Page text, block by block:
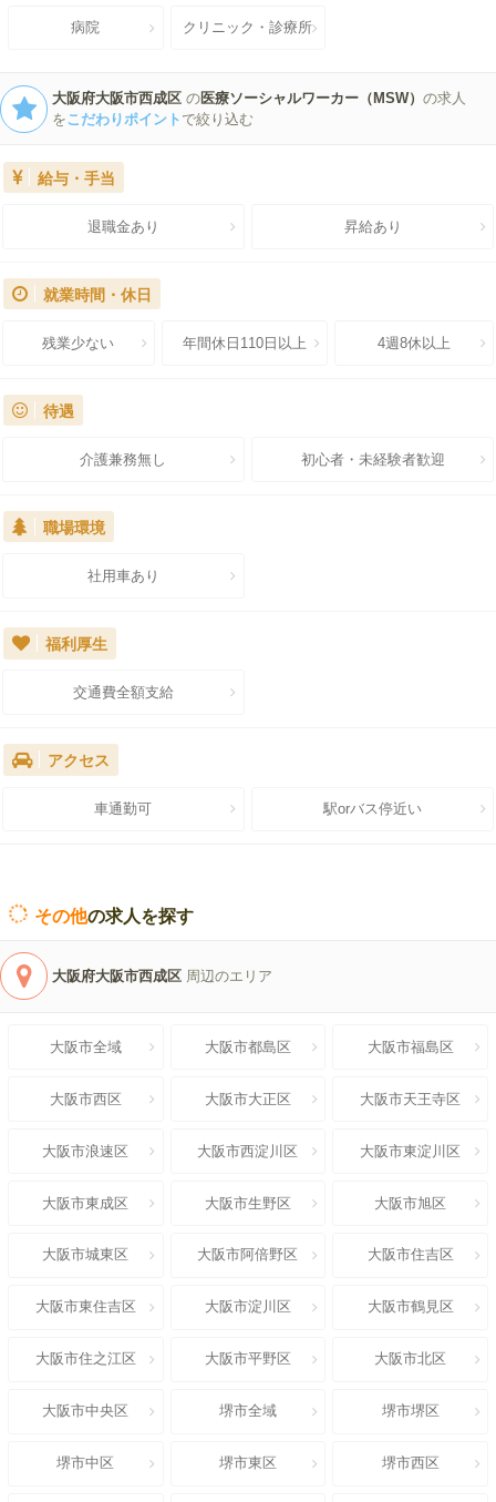
未経験歓迎の求人を探す
病院 クリニック・診療所
大阪府大阪市西成区の医療ソーシャルワーカー（MSW）の求人
をこだわりポイント で絞り込む
給与・手当
退職金あり 昇給あり
就業時間・休日
残業少ない 年間休日110日以上 4週8休以上
待遇
介護兼務無し 初心者・未経験者歓迎
職場環境
社用車あり
福利厚生
交通費全額支給
アクセス
車通勤可 駅orバス停近い
その他の求人を探す
大阪府大阪市西成区 周辺のエリア
大阪市全域 大阪市都島区 大阪市福島区
大阪市西区 大阪市大正区 大阪市天王寺区
大阪市浪速区 大阪市西淀川区 大阪市東淀川区
大阪市東成区 大阪市生野区 大阪市旭区
大阪市城東区 大阪市阿倍野区 大阪市住吉区
大阪市東住吉区 大阪市淀川区 大阪市鶴見区
大阪市住之江区 大阪市平野区 大阪市北区
大阪市中央区 堺市全域 堺市堺区
堺市中区 堺市東区 堺市西区